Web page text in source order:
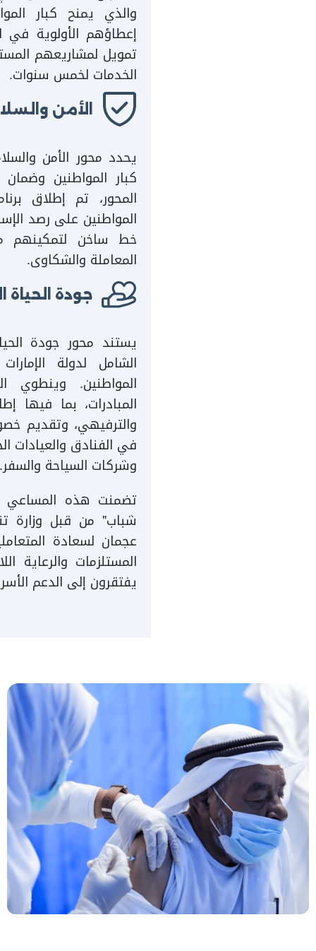
والذي يمنح كبار
إعطاؤهم الأولوية في
تمويل لمشاريعهم
الخدمات لخمس سنوات.
الأمن
يحدد محور الأمن
كبار المواطنين
المحور، تم إطلاق
المواطنين على رصد
خط ساخن لتمكينهم
المعاملة والشكاوى.
جودة
يستند محور جودة
الشامل لدولة
المواطنين.
المبادرات، بما فيها
والترفيهي، وتقديم
في الفنادق والعيادات
وشركات السياحة والسفر.
تضمنت هذه المساعي
شباب" من قبل وزارة
عجمان لسعادة
المستلزمات والرعاية
يفتقرون إلى الدعم